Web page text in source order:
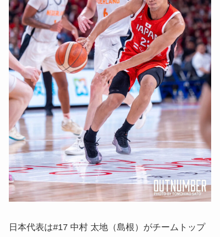
日本代表は#17 中村 太地（島根）がチームトップ